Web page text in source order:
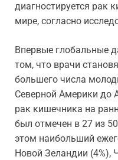
диагностируется рак
мире, согласно
Впервые глобальные
том, что врачи
большего числа
Северной Америки до
рак кишечника на
был отмечен в 27 из
этом наибольший
Новой Зеландии (4%),